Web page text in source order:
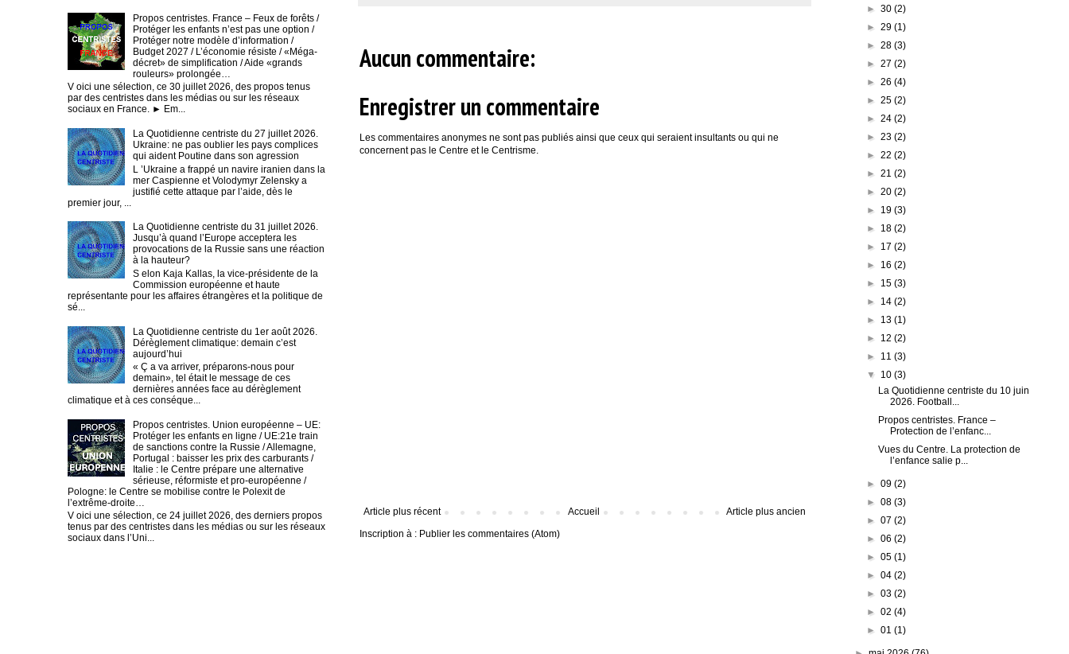
Aucun commentaire:
Enregistrer un commentaire
Les commentaires anonymes ne sont pas publiés ainsi que ceux qui seraient insultants ou qui ne
concernent pas le Centre et le Centrisme.
Article plus récent Article plus ancien
Accueil
Inscription à : Publier les commentaires (Atom)
Propos centristes. France – Feux de forêts /
Protéger les enfants n’est pas une option /
Protéger notre modèle d’information /
Budget 2027 / L’économie résiste / «Méga-
décret» de simplification / Aide «grands
rouleurs» prolongée…
V oici une sélection, ce 30 juillet 2026, des propos tenus
par des centristes dans les médias ou sur les réseaux
sociaux en France. ► Em...
La Quotidienne centriste du 27 juillet 2026.
Ukraine: ne pas oublier les pays complices
qui aident Poutine dans son agression
L ’Ukraine a frappé un navire iranien dans la
mer Caspienne et Volodymyr Zelensky a
justifié cette attaque par l’aide, dès le
premier jour, ...
La Quotidienne centriste du 31 juillet 2026.
Jusqu’à quand l’Europe acceptera les
provocations de la Russie sans une réaction
à la hauteur?
S elon Kaja Kallas, la vice-présidente de la
Commission européenne et haute
représentante pour les affaires étrangères et la politique de
sé...
La Quotidienne centriste du 1er août 2026.
Dérèglement climatique: demain c’est
aujourd’hui
« Ç a va arriver, préparons-nous pour
demain», tel était le message de ces
dernières années face au dérèglement
climatique et à ces conséque...
Propos centristes. Union européenne – UE:
Protéger les enfants en ligne / UE:21e train
de sanctions contre la Russie / Allemagne,
Portugal : baisser les prix des carburants /
Italie : le Centre prépare une alternative
sérieuse, réformiste et pro-européenne /
Pologne: le Centre se mobilise contre le Polexit de
l’extrême-droite…
V oici une sélection, ce 24 juillet 2026, des derniers propos
tenus par des centristes dans les médias ou sur les réseaux
sociaux dans l’Uni...
► 30 (2)
► 29 (1)
► 28 (3)
► 27 (2)
► 26 (4)
► 25 (2)
► 24 (2)
► 23 (2)
► 22 (2)
► 21 (2)
► 20 (2)
► 19 (3)
► 18 (2)
► 17 (2)
► 16 (2)
► 15 (3)
► 14 (2)
► 13 (1)
► 12 (2)
► 11 (3)
▼ 10 (3)
La Quotidienne centriste du 10 juin
2026. Football...
Propos centristes. France –
Protection de l’enfanc...
Vues du Centre. La protection de
l’enfance salie p...
► 09 (2)
► 08 (3)
► 07 (2)
► 06 (2)
► 05 (1)
► 04 (2)
► 03 (2)
► 02 (4)
► 01 (1)